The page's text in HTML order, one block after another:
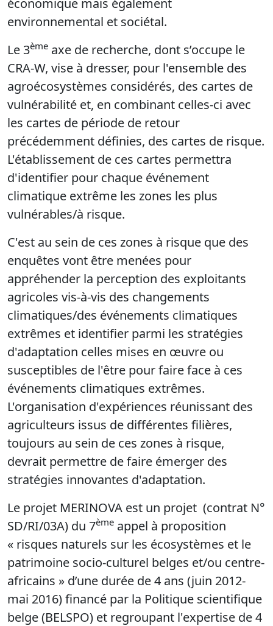
environnemental et sociétal.
Le 3ème axe de recherche, dont s’occupe le
CRA-W, vise à dresser, pour l'ensemble des
agroécosystèmes considérés, des cartes de
vulnérabilité et, en combinant celles-ci avec
les cartes de période de retour
précédemment définies, des cartes de risque.
L'établissement de ces cartes permettra
d'identifier pour chaque événement
climatique extrême les zones les plus
vulnérables/à risque.
C'est au sein de ces zones à risque que des
enquêtes vont être menées pour
appréhender la perception des exploitants
agricoles vis-à-vis des changements
climatiques/des événements climatiques
extrêmes et identifier parmi les stratégies
d'adaptation celles mises en œuvre ou
susceptibles de l'être pour faire face à ces
événements climatiques extrêmes.
L'organisation d'expériences réunissant des
agriculteurs issus de différentes filières,
toujours au sein de ces zones à risque,
devrait permettre de faire émerger des
stratégies innovantes d'adaptation.
Le projet MERINOVA est un projet (contrat N°
SD/RI/03A) du 7ème appel à proposition
« risques naturels sur les écosystèmes et le
patrimoine socio-culturel belges et/ou centre-
africains » d’une durée de 4 ans (juin 2012-
mai 2016) financé par la Politique scientifique
belge (BELSPO) et regroupant l'expertise de 4